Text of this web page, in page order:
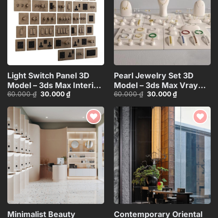
Light Switch Panel 3D
Model – 3ds Max Interior
Asset
60.000₫ Giá
là:
30.000₫Giá
hiện
tại
30.000 ₫.
Pearl Jewelry Set 3D
Model – 3ds Max Vray
Render_8759
60.000₫ Giá
là:
60.000 ₫.
30.000₫Giá
hiện
tại
30.000 ₫.
Add to
wishlist
Minimalist Beauty
Add to
wishlist
Contemporary Oriental